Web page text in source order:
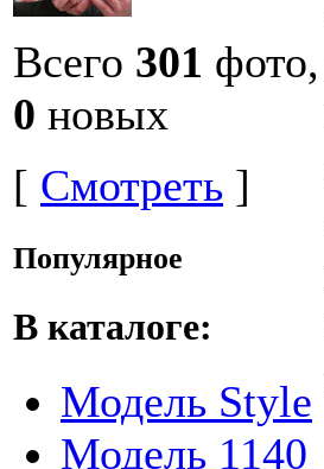
Всего 301 фото,
0 новых
[ Смотреть ]
Популярное
В каталоге:
Модель Style
Модель 1140